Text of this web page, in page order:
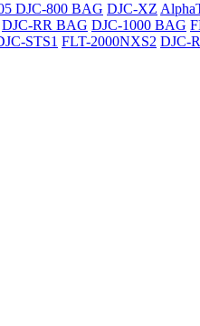
DJC-800 BAG DJC-XZ
DJC-RR BAG DJC-1000 BAG
STS1 FLT-2000NXS2 DJC-